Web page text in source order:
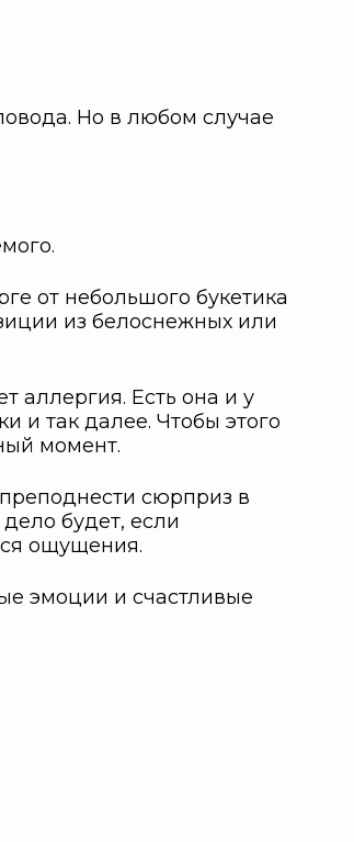
Но в любом случае
от небольшого букетика
из белоснежных или
аллергия. Есть она и у
и так далее. Чтобы этого
момент.
сюрприз в
будет, если
ощущения.
эмоции и счастливые